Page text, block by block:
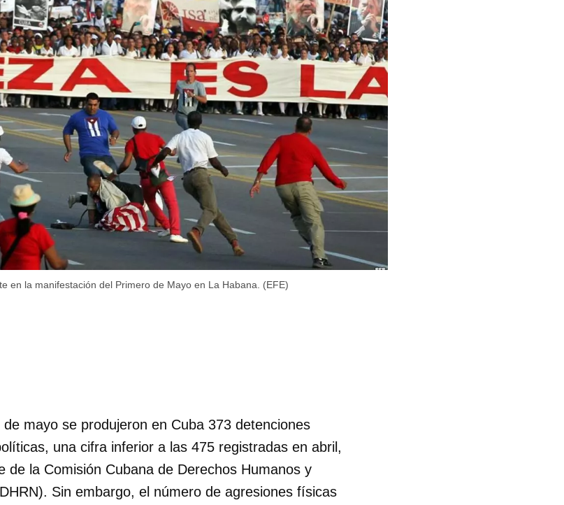
en la manifestación del Primero de Mayo en La Habana. (EFE)
mayo se produjeron en Cuba 373 detenciones
una cifra inferior a las 475 registradas en abril,
de la Comisión Cubana de Derechos Humanos y
Sin embargo, el número de agresiones físicas